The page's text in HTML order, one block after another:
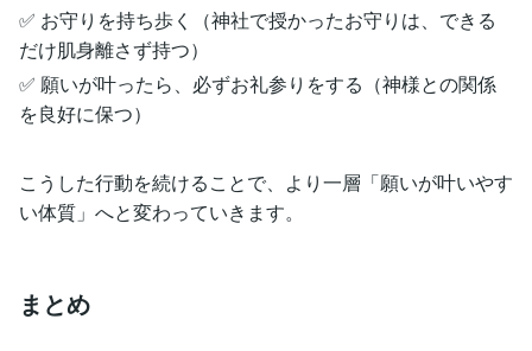
✅ お守りを持ち歩く（神社で授かったお守りは、できる
だけ肌身離さず持つ）
✅ 願いが叶ったら、必ずお礼参りをする（神様との関係
を良好に保つ）
こうした行動を続けることで、より一層「願いが叶いやす
い体質」へと変わっていきます。
まとめ